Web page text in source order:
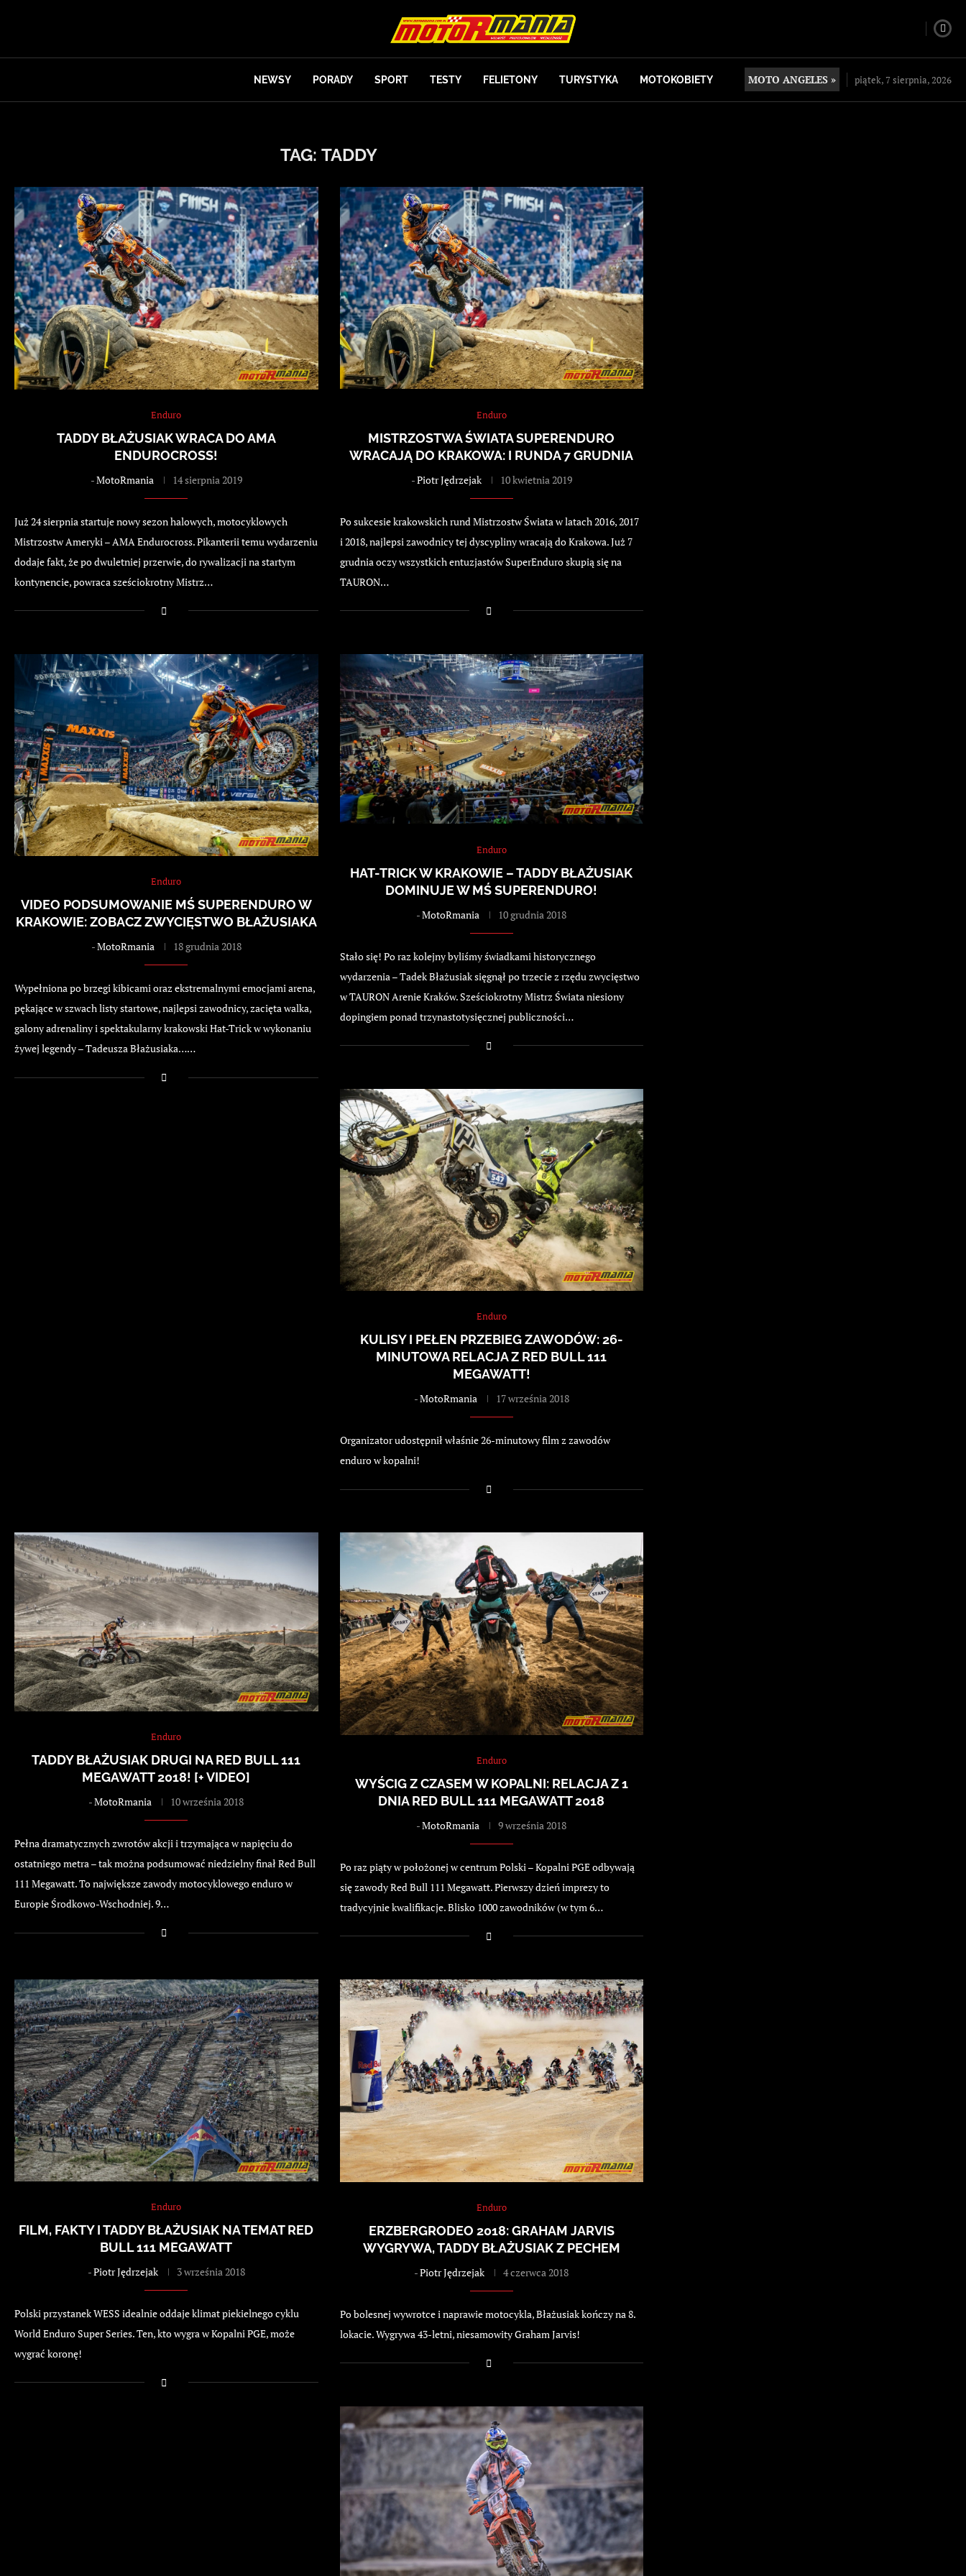
NEWSY PORADY SPORT TESTY FELIETONY TURYSTYKA MOTOKOBIETY MOTO ANGELES » piątek, 7 sierpnia, 2026
TAG:TADDY
Enduro
TADDY BŁAŻUSIAK WRACA DO AMA
ENDUROCROSS!
-MotoRmania 14 sierpnia 2019
Już 24 sierpnia startuje nowy sezon halowych, motocyklowych
Mistrzostw Ameryki – AMA Endurocross. Pikanterii temu wydarzeniu
dodaje fakt, że po dwuletniej przerwie, do rywalizacji na startym
kontynencie, powraca sześciokrotny Mistrz…
Enduro
MISTRZOSTWA ŚWIATA SUPERENDURO
WRACAJĄ DO KRAKOWA: I RUNDA 7 GRUDNIA
-Piotr Jędrzejak 10 kwietnia 2019
Po sukcesie krakowskich rund Mistrzostw Świata w latach 2016, 2017
i 2018, najlepsi zawodnicy tej dyscypliny wracają do Krakowa. Już 7
grudnia oczy wszystkich entuzjastów SuperEnduro skupią się na
TAURON…
Enduro
VIDEO PODSUMOWANIE MŚ SUPERENDURO W
KRAKOWIE: ZOBACZ ZWYCIĘSTWO BŁAŻUSIAKA
-MotoRmania 18 grudnia 2018
Wypełniona po brzegi kibicami oraz ekstremalnymi emocjami arena,
pękające w szwach listy startowe, najlepsi zawodnicy, zacięta walka,
galony adrenaliny i spektakularny krakowski Hat-Trick w wykonaniu
żywej legendy – Tadeusza Błażusiaka……
Enduro
HAT-TRICK W KRAKOWIE – TADDY BŁAŻUSIAK
DOMINUJE W MŚ SUPERENDURO!
-MotoRmania 10 grudnia 2018
Stało się! Po raz kolejny byliśmy świadkami historycznego
wydarzenia – Tadek Błażusiak sięgnął po trzecie z rzędu zwycięstwo
w TAURON Arenie Kraków. Sześciokrotny Mistrz Świata niesiony
dopingiem ponad trzynastotysięcznej publiczności…
Enduro
KULISY I PEŁEN PRZEBIEG ZAWODÓW: 26-
MINUTOWA RELACJA Z RED BULL 111
MEGAWATT!
-MotoRmania 17 września 2018
Organizator udostępnił właśnie 26-minutowy film z zawodów
enduro w kopalni!
Enduro
TADDY BŁAŻUSIAK DRUGI NA RED BULL 111
MEGAWATT 2018! [+ VIDEO]
-MotoRmania 10 września 2018
Pełna dramatycznych zwrotów akcji i trzymająca w napięciu do
ostatniego metra – tak można podsumować niedzielny finał Red Bull
111 Megawatt. To największe zawody motocyklowego enduro w
Europie Środkowo-Wschodniej. 9…
Enduro
WYŚCIG Z CZASEM W KOPALNI: RELACJA Z 1
DNIA RED BULL 111 MEGAWATT 2018
-MotoRmania 9 września 2018
Po raz piąty w położonej w centrum Polski – Kopalni PGE odbywają
się zawody Red Bull 111 Megawatt. Pierwszy dzień imprezy to
tradycyjnie kwalifikacje. Blisko 1000 zawodników (w tym 6…
Enduro
FILM, FAKTY I TADDY BŁAŻUSIAK NA TEMAT RED
BULL 111 MEGAWATT
-Piotr Jędrzejak 3 września 2018
Polski przystanek WESS idealnie oddaje klimat piekielnego cyklu
World Enduro Super Series. Ten, kto wygra w Kopalni PGE, może
wygrać koronę!
Enduro
ERZBERGRODEO 2018: GRAHAM JARVIS
WYGRYWA, TADDY BŁAŻUSIAK Z PECHEM
-Piotr Jędrzejak 4 czerwca 2018
Po bolesnej wywrotce i naprawie motocykla, Błażusiak kończy na 8.
lokacie. Wygrywa 43-letni, niesamowity Graham Jarvis!